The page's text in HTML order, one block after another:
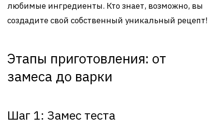
любимые ингредиенты. Кто знает, возможно, вы
создадите свой собственный уникальный рецепт!
Этапы приготовления: от
замеса до варки
Шаг 1: Замес теста